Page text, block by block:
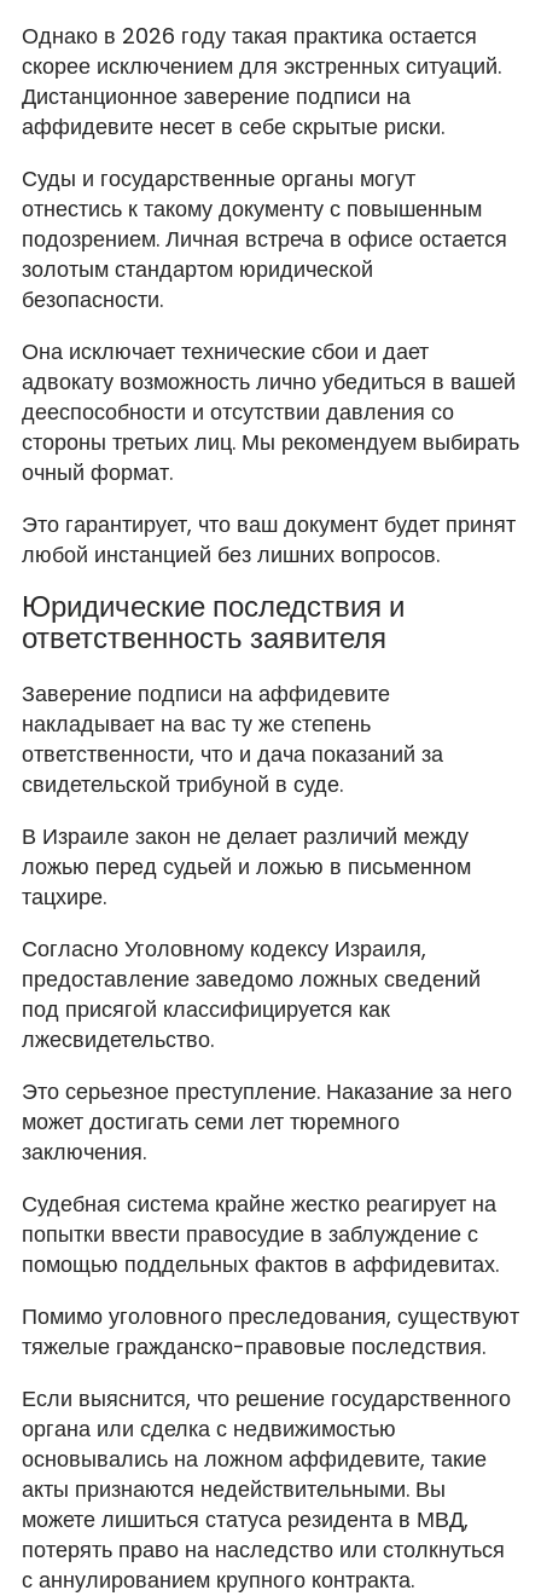
Однако в 2026 году такая практика остается
скорее исключением для экстренных ситуаций.
Дистанционное заверение подписи на
аффидевите несет в себе скрытые риски.
Суды и государственные органы могут
отнестись к такому документу с повышенным
подозрением. Личная встреча в офисе остается
золотым стандартом юридической
безопасности.
Она исключает технические сбои и дает
адвокату возможность лично убедиться в вашей
дееспособности и отсутствии давления со
стороны третьих лиц. Мы рекомендуем выбирать
очный формат.
Это гарантирует, что ваш документ будет принят
любой инстанцией без лишних вопросов.
Юридические последствия и
ответственность заявителя
Заверение подписи на аффидевите
накладывает на вас ту же степень
ответственности, что и дача показаний за
свидетельской трибуной в суде.
В Израиле закон не делает различий между
ложью перед судьей и ложью в письменном
тацхире.
Согласно Уголовному кодексу Израиля,
предоставление заведомо ложных сведений
под присягой классифицируется как
лжесвидетельство.
Это серьезное преступление. Наказание за него
может достигать семи лет тюремного
заключения.
Судебная система крайне жестко реагирует на
попытки ввести правосудие в заблуждение с
помощью поддельных фактов в аффидевитах.
Помимо уголовного преследования, существуют
тяжелые гражданско-правовые последствия.
Если выяснится, что решение государственного
органа или сделка с недвижимостью
основывались на ложном аффидевите, такие
акты признаются недействительными. Вы
можете лишиться статуса резидента в МВД,
потерять право на наследство или столкнуться
с аннулированием крупного контракта.